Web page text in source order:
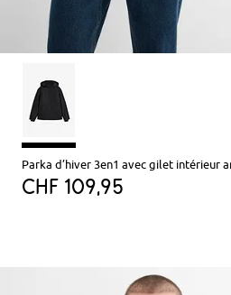
CHF 109,95